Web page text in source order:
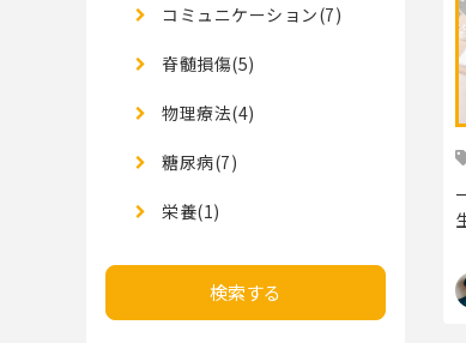
コミュニケーション(7)
脊髄損傷(5)
物理療法(4)
糖尿病(7)
栄養(1)
検索する